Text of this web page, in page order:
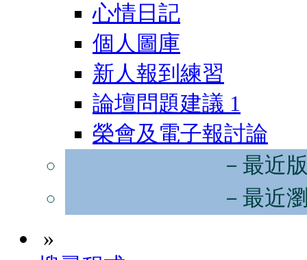
心情日記
個人圖庫
新人報到練習
論壇問題建議 1
榮會及電子報討論
－最近
－最近
»